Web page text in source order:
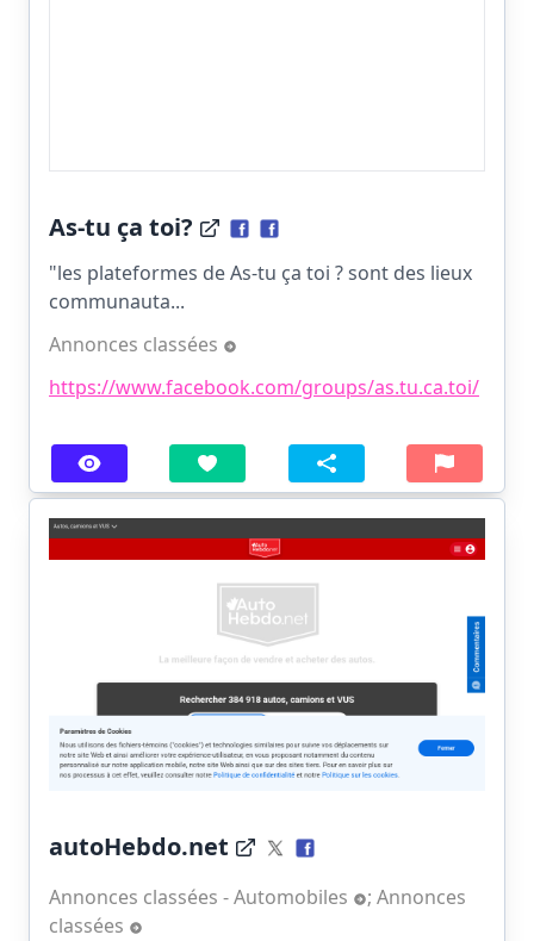
As-tu ça toi?
"les plateformes de As-tu ça toi ? sont des lieux
communauta...
Annonces classées
https://www.facebook.com/groups/as.tu.ca.toi/
autoHebdo.net
Annonces classées - Automobiles ; Annonces
classées